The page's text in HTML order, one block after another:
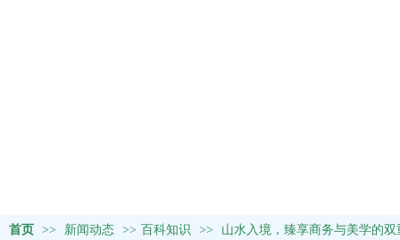
首页 >> 新闻动态 >> 百科知识 >> 山水入境，臻享商务与美学的双